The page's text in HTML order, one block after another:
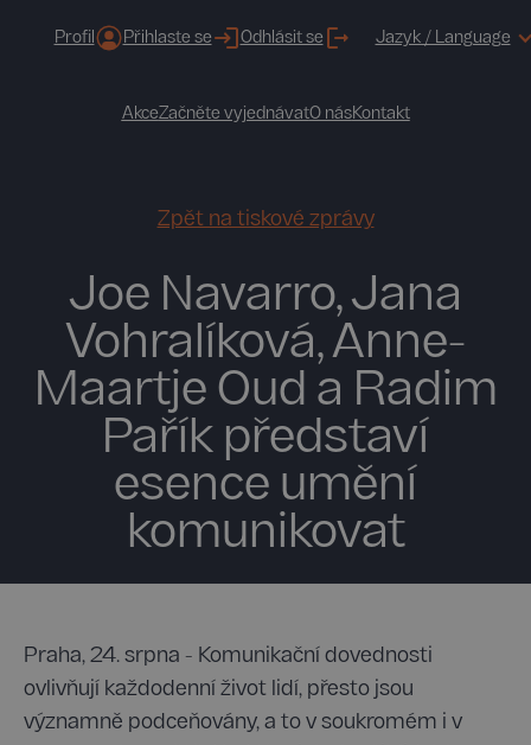
Profil Přihlaste se Odhlásit se Jazyk / Language
AkceZačněte vyjednávatO násKontakt
Zpět na tiskové zprávy
Joe Navarro, Jana
Vohralíková, Anne-
Maartje Oud a Radim
Pařík představí
esence umění
komunikovat
Praha, 24. srpna - Komunikační dovednosti
ovlivňují každodenní život lidí, přesto jsou
významně podceňovány, a to v soukromém i v